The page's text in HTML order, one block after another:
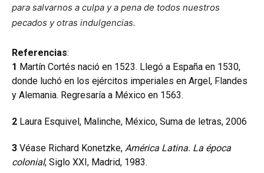
para salvarnos a culpa y a pena de todos nuestros
pecados y otras indulgencias.
Referencias:
1 Martín Cortés nació en 1523. Llegó a España en 1530,
donde luchó en los ejércitos imperiales en Argel, Flandes
y Alemania. Regresaría a México en 1563.
2 Laura Esquivel, Malinche, México, Suma de letras, 2006
3 Véase Richard Konetzke, América Latina. La época
colonial, Siglo XXI, Madrid, 1983.